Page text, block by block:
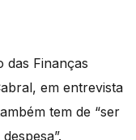
das Finanças
em entrevista
tem de “ser